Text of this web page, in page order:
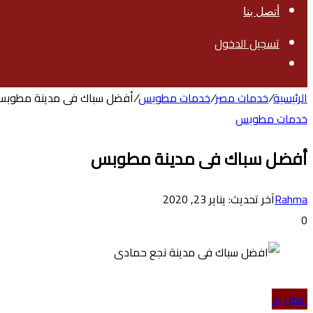
أتصل بنا
تسجيل الدخول
عن
الرئيسية/خدمات مصر/خدمات مطوبس/أفضل سباك فى مدينة
خدمات مطوبس
أفضل سباك فى مدينة مطوبس
Rahmaآخر تحديث: يناير 23, 2020
0
اتصل بنا